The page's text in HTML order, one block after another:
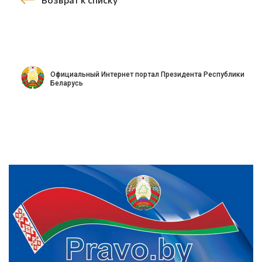
Официальный Интернет портал Президента Республики
Беларусь